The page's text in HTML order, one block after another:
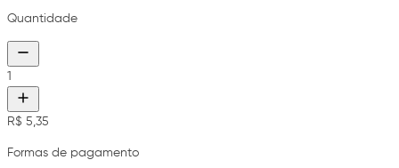
Quantidade
1
R$ 5,35
Formas de pagamento